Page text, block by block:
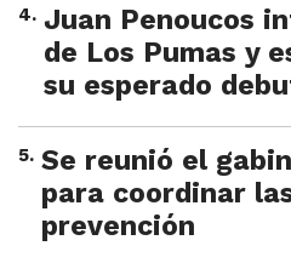
4. Juan Penoucos
de Los Pumas y
su esperado
5. Se reunió el
para coordinar
prevención